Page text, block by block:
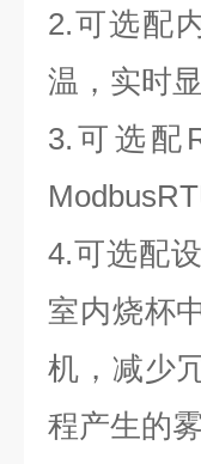
2.可选配
温，实时
3.可选配
4.可选配
室内烧杯
机，减少
程产生的